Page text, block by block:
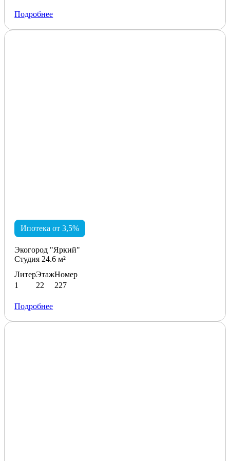
Подробнее
Ипотека от 3,5%
Экогород "Яркий"
Студия 24.6 м²
Литер
1
Этаж
22
Номер
227
Подробнее